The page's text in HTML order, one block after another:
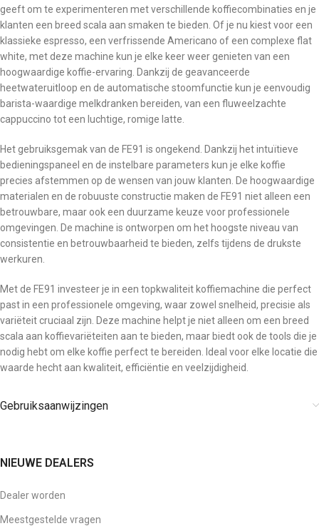
geeft om te experimenteren met verschillende koffiecombinaties en je
klanten een breed scala aan smaken te bieden. Of je nu kiest voor een
klassieke espresso, een verfrissende Americano of een complexe flat
white, met deze machine kun je elke keer weer genieten van een
hoogwaardige koffie-ervaring. Dankzij de geavanceerde
heetwateruitloop en de automatische stoomfunctie kun je eenvoudig
barista-waardige melkdranken bereiden, van een fluweelzachte
cappuccino tot een luchtige, romige latte.
Het gebruiksgemak van de FE91 is ongekend. Dankzij het intuïtieve
bedieningspaneel en de instelbare parameters kun je elke koffie
precies afstemmen op de wensen van jouw klanten. De hoogwaardige
materialen en de robuuste constructie maken de FE91 niet alleen een
betrouwbare, maar ook een duurzame keuze voor professionele
omgevingen. De machine is ontworpen om het hoogste niveau van
consistentie en betrouwbaarheid te bieden, zelfs tijdens de drukste
werkuren.
Met de FE91 investeer je in een topkwaliteit koffiemachine die perfect
past in een professionele omgeving, waar zowel snelheid, precisie als
variëteit cruciaal zijn. Deze machine helpt je niet alleen om een breed
scala aan koffievariëteiten aan te bieden, maar biedt ook de tools die je
nodig hebt om elke koffie perfect te bereiden. Ideal voor elke locatie die
waarde hecht aan kwaliteit, efficiëntie en veelzijdigheid.
Gebruiksaanwijzingen
NIEUWE DEALERS
Dealer worden
Meestgestelde vragen